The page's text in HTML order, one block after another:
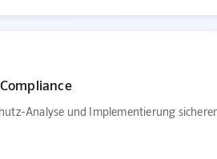
Analyse und Implementierung